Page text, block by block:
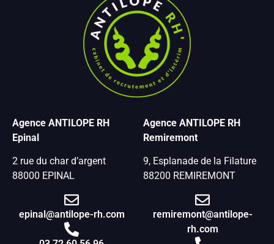
Agence ANTILOPE RH
Epinal
2 rue du char d’argent
88000 EPINAL
epinal@antilope-rh.com
Agence ANTILOPE RH
Remiremont
9, Esplanade de la Filature
88200 REMIREMONT
remiremont@antilope-
rh.com